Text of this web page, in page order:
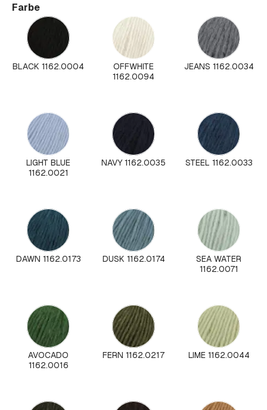
Farbe
BLACK 1162.0004
OFFWHITE
1162.0094
JEANS 1162.0034
LIGHT BLUE
1162.0021
NAVY 1162.0035 STEEL 1162.0033
DAWN 1162.0173 DUSK 1162.0174
SEA WATER
1162.0071
AVOCADO
1162.0016
FERN 1162.0217 LIME 1162.0044